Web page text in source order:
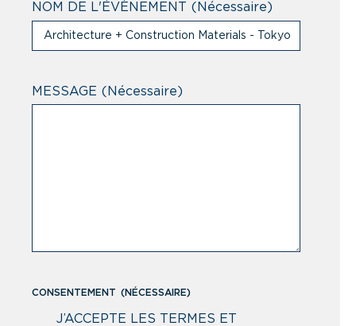
NOM DE L'ÉVÈNEMENT (Nécessaire)
MESSAGE (Nécessaire)
CONSENTEMENT (NÉCESSAIRE)
J’ACCEPTE LES TERMES ET